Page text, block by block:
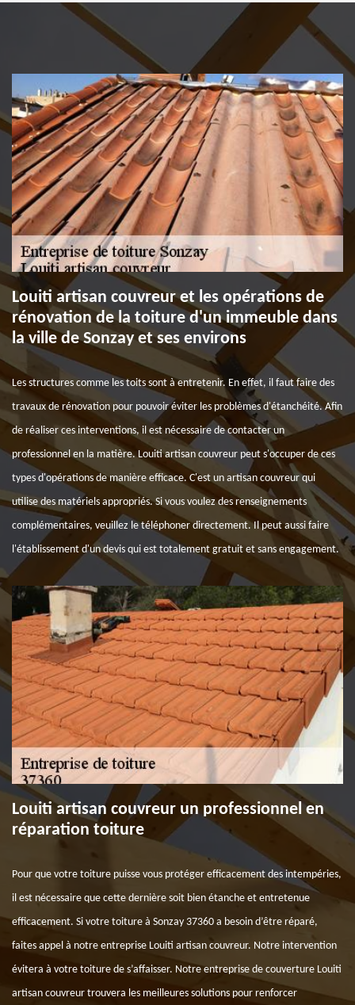
Louiti artisan couvreur et les opérations de
rénovation de la toiture d'un immeuble dans
la ville de Sonzay et ses environs
Les structures comme les toits sont à entretenir. En effet, il faut faire des
travaux de rénovation pour pouvoir éviter les problèmes d'étanchéité. Afin
de réaliser ces interventions, il est nécessaire de contacter un
professionnel en la matière. Louiti artisan couvreur peut s'occuper de ces
types d'opérations de manière efficace. C'est un artisan couvreur qui
utilise des matériels appropriés. Si vous voulez des renseignements
complémentaires, veuillez le téléphoner directement. Il peut aussi faire
l'établissement d'un devis qui est totalement gratuit et sans engagement.
Louiti artisan couvreur un professionnel en
réparation toiture
Pour que votre toiture puisse vous protéger efficacement des intempéries,
il est nécessaire que cette dernière soit bien étanche et entretenue
efficacement. Si votre toiture à Sonzay 37360 a besoin d’être réparé,
faites appel à notre entreprise Louiti artisan couvreur. Notre intervention
évitera à votre toiture de s’affaisser. Notre entreprise de couverture Louiti
artisan couvreur trouvera les meilleures solutions pour renforcer